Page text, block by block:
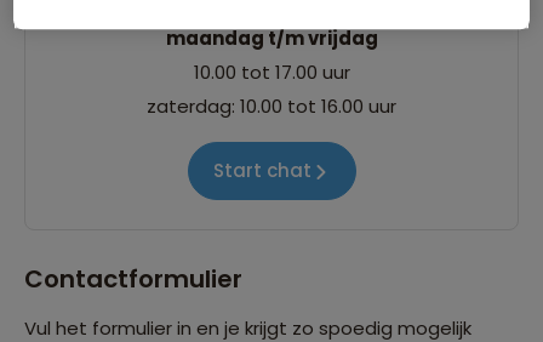
maandag t/m vrijdag
10.00 tot 17.00 uur
zaterdag: 10.00 tot 16.00 uur
Start chat
Contactformulier
Vul het formulier in en je krijgt zo spoedig mogelijk